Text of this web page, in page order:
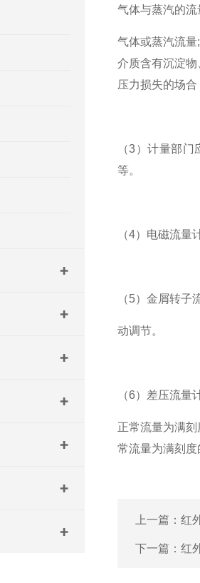
气体与蒸汽的
气体或蒸汽流
介质含有沉淀
压力损失的场
（3）计量部
等。
（4）电磁流
（5）金屑转
动调节。
（6）差压流
正常流量为满
常流量为满刻
上一篇： 红
下一篇： 红